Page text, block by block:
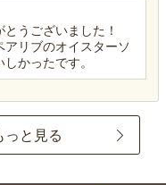
うございました！
リブのオイスターソ
かったです。
っと見る